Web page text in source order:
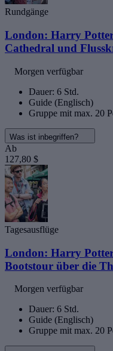
Rundgänge
London: Harry
Cathedral und
Morgen verfügbar
Dauer: 6 Std.
Guide (Englisch)
Gruppe mit max. 20
Was ist inbegriffen?
Ab
127,80 $
Tagesausflüge
London: Harry
Bootstour über die
Morgen verfügbar
Dauer: 6 Std.
Guide (Englisch)
Gruppe mit max. 20